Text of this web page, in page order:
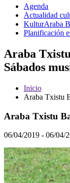
Agenda
Actualidad
KulturAraba
Planificación
Araba
Sábados
Inicio
Araba Txistu
Araba Txistu
06/04/2019 - 06/04/